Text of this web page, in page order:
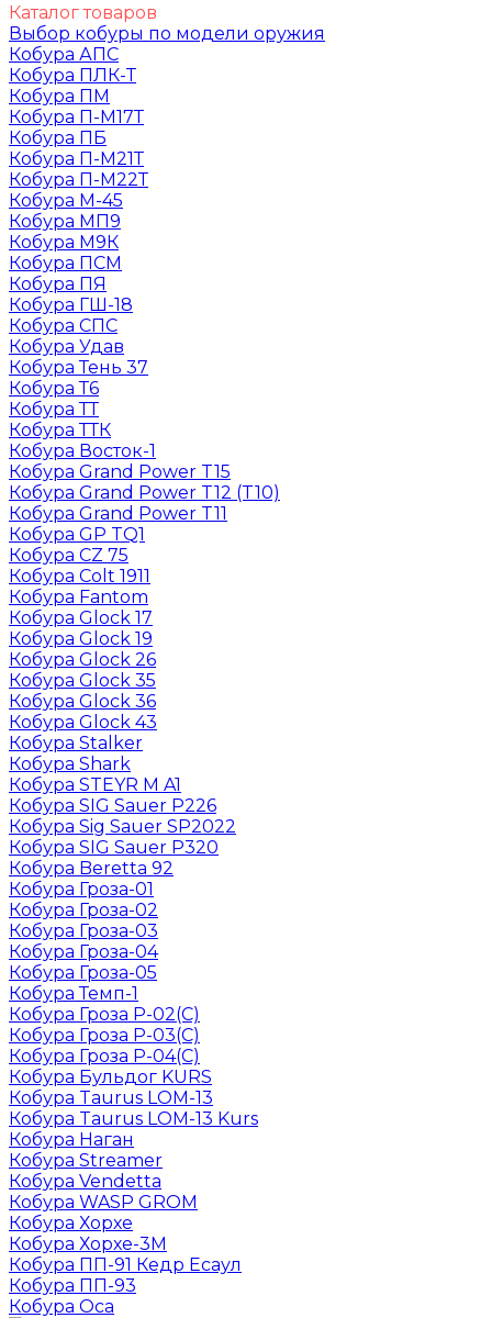
Каталог товаров
Выбор кобуры по модели оружия
Кобура АПС
Кобура ПЛК-Т
Кобура ПМ
Кобура П-М17Т
Кобура ПБ
Кобура П-М21Т
Кобура П-М22Т
Кобура М-45
Кобура МП9
Кобура М9К
Кобура ПСМ
Кобура ПЯ
Кобура ГШ-18
Кобура СПС
Кобура Удав
Кобура Тень 37
Кобура Т6
Кобура ТТ
Кобура ТТК
Кобура Восток-1
Кобура Grand Power T15
Кобура Grand Power T12 (T10)
Кобура Grand Power T11
Кобура GP TQ1
Кобура CZ 75
Кобура Colt 1911
Кобура Fantom
Кобура Glock 17
Кобура Glock 19
Кобура Glock 26
Кобура Glock 35
Кобура Glock 36
Кобура Glock 43
Кобура Stalker
Кобура Shark
Кобура STEYR M A1
Кобура SIG Sauer P226
Кобура Sig Sauer SP2022
Кобура SIG Sauer P320
Кобура Beretta 92
Кобура Гроза-01
Кобура Гроза-02
Кобура Гроза-03
Кобура Гроза-04
Кобура Гроза-05
Кобура Темп-1
Кобура Гроза Р-02(С)
Кобура Гроза Р-03(С)
Кобура Гроза Р-04(С)
Кобура Бульдог KURS
Кобура Taurus LOM-13
Кобура Taurus LOM-13 Kurs
Кобура Наган
Кобура Streamer
Кобура Vendetta
Кобура WASP GROM
Кобура Хорхе
Кобура Хорхе-3М
Кобура ПП-91 Кедр Есаул
Кобура ПП-93
Кобура Оса